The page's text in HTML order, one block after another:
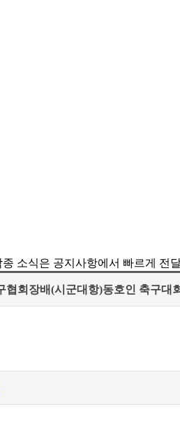
소식은 공지사항에서 빠르게 전
협회장배(시군대항)동호인 축구대